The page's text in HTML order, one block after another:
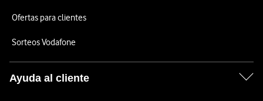
Ofertas para clientes
Sorteos Vodafone
Ayuda al cliente